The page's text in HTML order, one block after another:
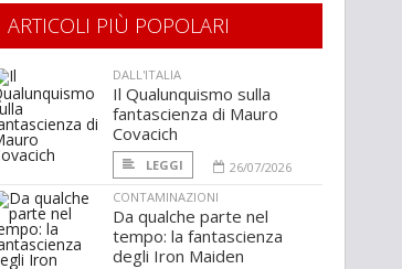
ARTICOLI PIÙ POPOLARI
DALL'ITALIA
Il Qualunquismo sulla
fantascienza di Mauro
Covacich
LEGGI
26/07/2026
CONTAMINAZIONI
Da qualche parte nel
tempo: la fantascienza
degli Iron Maiden